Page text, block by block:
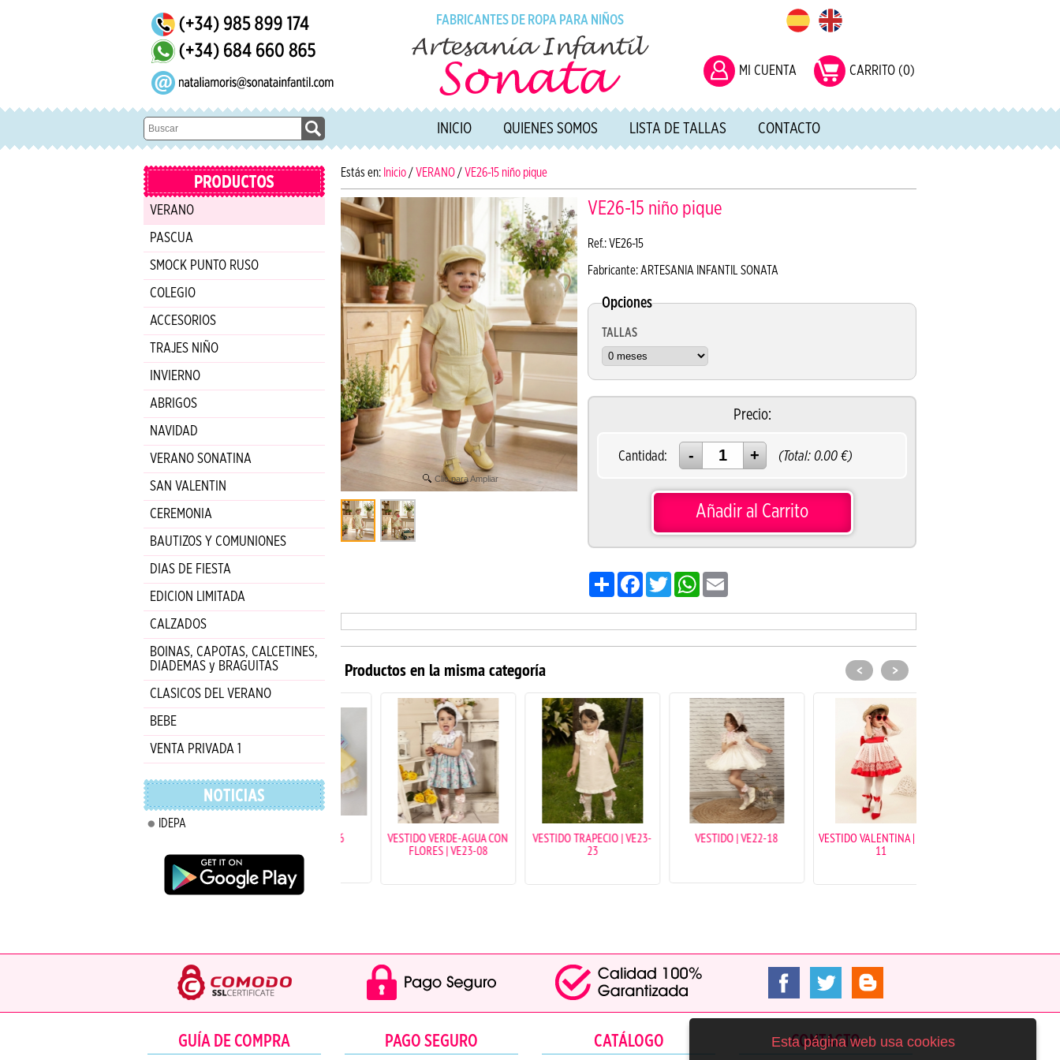
FABRICANTES DE ROPA PARA NIÑOS
MI CUENTA CARRITO (0)
INICIO QUIENES SOMOS LISTA DE TALLAS CONTACTO
VERANO
PASCUA
SMOCK PUNTO RUSO
COLEGIO
ACCESORIOS
TRAJES NIÑO
INVIERNO
ABRIGOS
NAVIDAD
VERANO SONATINA
SAN VALENTIN
CEREMONIA
BAUTIZOS Y COMUNIONES
DIAS DE FIESTA
EDICION LIMITADA
CALZADOS
BOINAS, CAPOTAS, CALCETINES,
DIADEMAS y BRAGUITAS
CLASICOS DEL VERANO
BEBE
VENTA PRIVADA 1
IDEPA
Estás en: Inicio /VERANO /VE26-15 niño pique
Clic para Ampliar
VE26-15 niño pique
Ref.: VE26-15
Fabricante: ARTESANIA INFANTIL SONATA
Opciones
TALLAS
Precio:
Cantidad: (Total: 0.00 €)
Añadir al Carrito
Share FacebookTwitterWhatsApp
Productos en la misma categoría
VESTIDO VERDE-AGUA CON
FLORES | VE23-08
VESTIDO TRAPECIO | VE23-
VESTIDO | VE22-18
VESTIDO VALENTINA | VE22-
< >
GUÍA DE COMPRA PAGO SEGURO CATÁLOGO CONTACTO
Esta página web usa cookies